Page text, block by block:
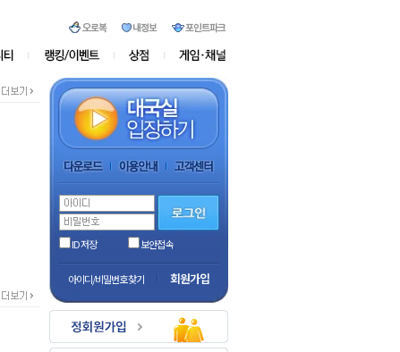
ID 저장 보안접속
아이디/비밀번호 찾기 회원가입